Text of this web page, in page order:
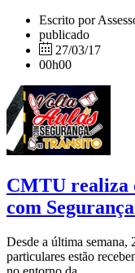
Escrito por
publicado
27/03/17
00h00
CMTU realiza
com
Desde a última semana,
particulares estão